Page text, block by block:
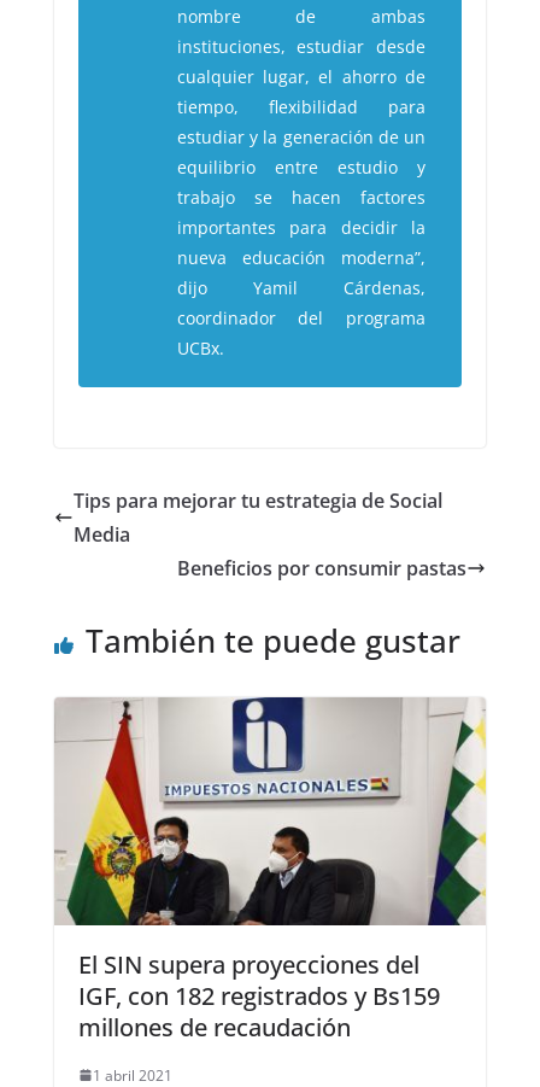
nombre de ambas
instituciones, estudiar desde
cualquier lugar, el ahorro de
tiempo, flexibilidad para
estudiar y la generación de un
equilibrio entre estudio y
trabajo se hacen factores
importantes para decidir la
nueva educación moderna”,
dijo Yamil Cárdenas,
coordinador del programa
UCBx.
Tips para mejorar tu estrategia de Social
Media
Beneficios por consumir pastas
También te puede gustar
El SIN supera proyecciones del
IGF, con 182 registrados y Bs159
millones de recaudación
1 abril 2021